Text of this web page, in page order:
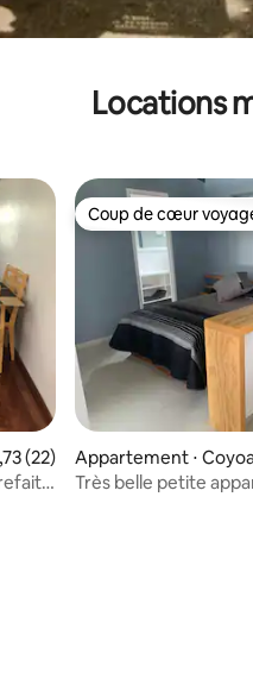
Locations
moyenne sur la base
(22)
à
Coup de cœur
Coup de cœur
Appartement ⋅
Très belle petite